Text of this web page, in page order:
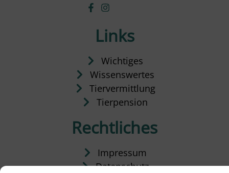
Links
Wichtiges
Wissenswertes
Tiervermittlung
Tierpension
Rechtliches
Impressum
Datenschutz